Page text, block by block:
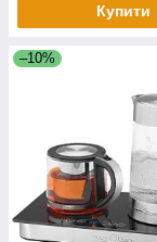
Купити
–10%